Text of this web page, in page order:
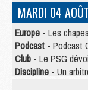
MARDI 04
Europe - Les
Podcast - Podcast
Club - Le PSG dévoile
Discipline - Un
- Majorque/